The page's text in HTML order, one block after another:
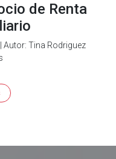
de Renta
Autor: Tina Rodriguez